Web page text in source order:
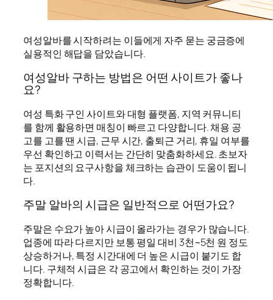
여성알바를 시작하려는 이들에게 자주 묻는 궁금증에
실용적인 해답을 담았습니다.
여성알바 구하는 방법은 어떤 사이트가 좋나
요?
여성 특화 구인 사이트와 대형 플랫폼, 지역 커뮤니티
를 함께 활용하면 매칭이 빠르고 다양합니다. 채용 공
고를 고를 땐 시급, 근무 시간, 출퇴근 거리, 휴일 여부를
우선 확인하고 이력서는 간단히 맞춤화하세요. 초보자
는 포지션의 요구사항을 체크하는 습관이 도움이 됩니
다.
주말 알바의 시급은 일반적으로 어떤가요?
주말은 수요가 높아 시급이 올라가는 경우가 많습니다.
업종에 따라 다르지만 보통 평일 대비 3천~5천 원 정도
상승하거나, 특정 시간대에 더 높은 시급이 붙기도 합
니다. 구체적 시급은 각 공고에서 확인하는 것이 가장
정확합니다.